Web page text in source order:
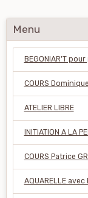
Menu
BEGONIAR'T
COURS
ATELIER LIBRE
INITIATION A LA
COURS Patrice
AQUARELLE avec